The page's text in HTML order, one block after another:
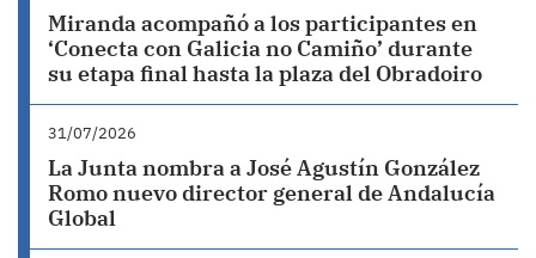
Miranda acompañó a los participantes en
‘Conecta con Galicia no Camiño’ durante
su etapa final hasta la plaza del Obradoiro
31/07/2026
La Junta nombra a José Agustín González
Romo nuevo director general de Andalucía
Global